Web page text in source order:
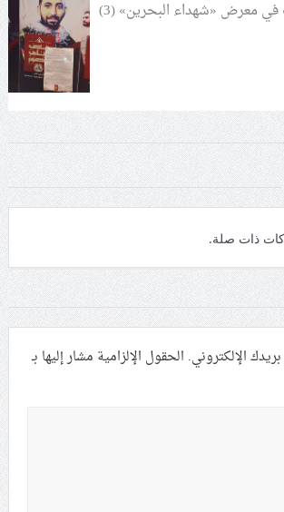
معرض «شهداء البحرين» (3)
ذات صلة.
الإلكتروني. الحقول الإلزامية مشار إليها بـ